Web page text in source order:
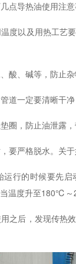
点导热油使用注意
度以及用热工艺
酸、碱等， 防止
道一定要清晰干
圈，防止油泄露
要严格脱水。关
运行的时候要先
温度升至180℃～
之后，发现传热